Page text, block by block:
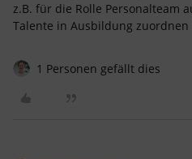
z.B. für die Rolle Personalteam
Talente in Ausbildung zuordnen
1 Personen gefällt dies